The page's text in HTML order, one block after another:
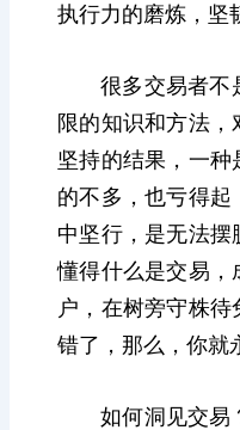
执行力的磨炼， 坚
很多交易者不
限的知识和方法
坚持的结果，一
的不多，也亏得
中坚行，是无法
懂得什么是交易，
户，在树旁守株
错了，那么，你就
如何洞见交易